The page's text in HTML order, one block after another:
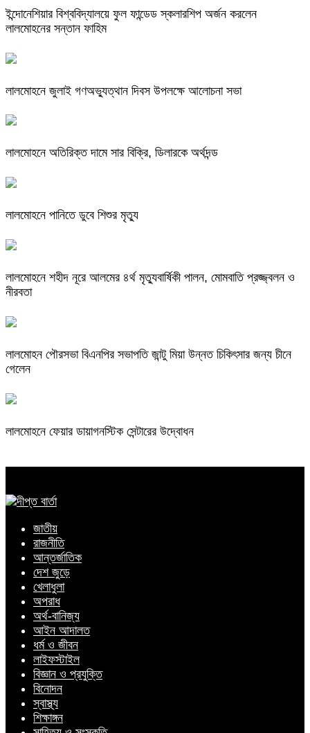
ইন্দোনেশিয়ার বিশ্ববিদ্যালয়ে ফুল ফান্ডেড স্কলারশিপ অর্জন করলেন
লালমোহনের সন্তান ফাহিম
লালমোহনে জুলাই গণঅভ্যুত্থান দিবস উপলক্ষে আলোচনা সভা
লালমোহনে অতিরিক্ত দামে সার বিক্রি, ডিলারকে অর্থদন্ড
লালমোহনে পানিতে ডুবে শিশুর মৃত্যু
লালমোহনে শহীদ নূরে আলমের ৪র্থ মৃত্যুবার্ষিকী পালন, মোমবাতি প্রজ্জ্বলন ও
নীরবতা
লালমোহন পৌরসভা বিএনপির সভাপতি জান্টু মিয়া উন্নত চিকিৎসার জন্য চীনে
গেলেন
লালমোহনে ফেয়ার ডায়াগনস্টিক সেন্টারের উদ্বোধন
জাতীয়
রাজনীতি
আন্তর্জাতিক
দেশ জুড়ে
খেলাধুলা
অপরাধ
অর্থ-বানিজ্য
আইন আদালত
ধর্ম ও জীবন
লাইফস্টাইল
বিজ্ঞান ও প্রযুক্তি
বিনোদন
স্বাস্থ্য
শিক্ষাঙ্গন